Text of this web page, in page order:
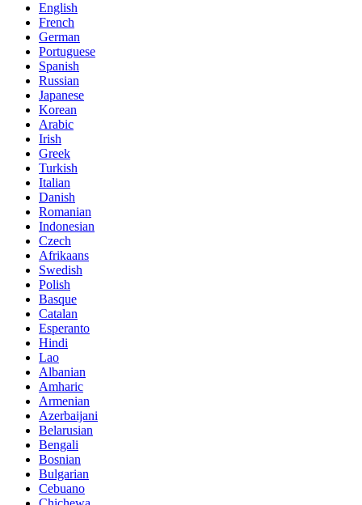
English
French
German
Portuguese
Spanish
Russian
Japanese
Korean
Arabic
Irish
Greek
Turkish
Italian
Danish
Romanian
Indonesian
Czech
Afrikaans
Swedish
Polish
Basque
Catalan
Esperanto
Hindi
Lao
Albanian
Amharic
Armenian
Azerbaijani
Belarusian
Bengali
Bosnian
Bulgarian
Cebuano